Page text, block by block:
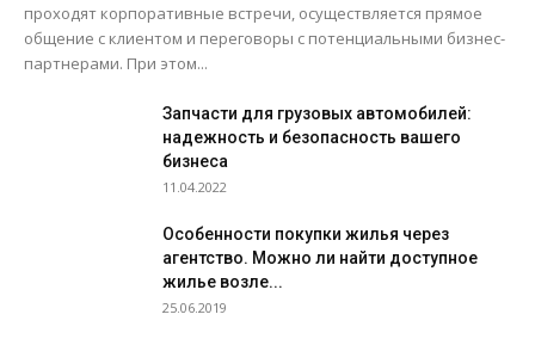
проходят корпоративные встречи, осуществляется прямое
общение с клиентом и переговоры с потенциальными бизнес-
партнерами. При этом...
Запчасти для грузовых автомобилей:
надежность и безопасность вашего
бизнеса
11.04.2022
Особенности покупки жилья через
агентство. Можно ли найти доступное
жилье возле...
25.06.2019